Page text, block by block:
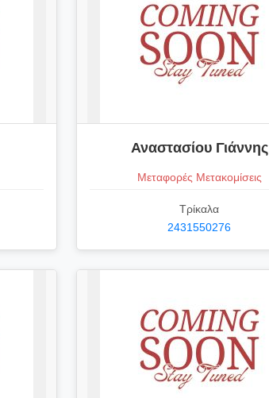
Αναστασίου Γιάννης
Μεταφορές Μετακομίσεις
Τρίκαλα
2431550276